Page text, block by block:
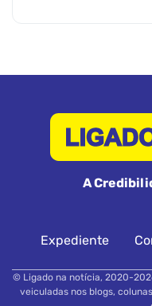
A
Expediente
© Ligado na notícia, 2020-
veiculadas nos blogs,